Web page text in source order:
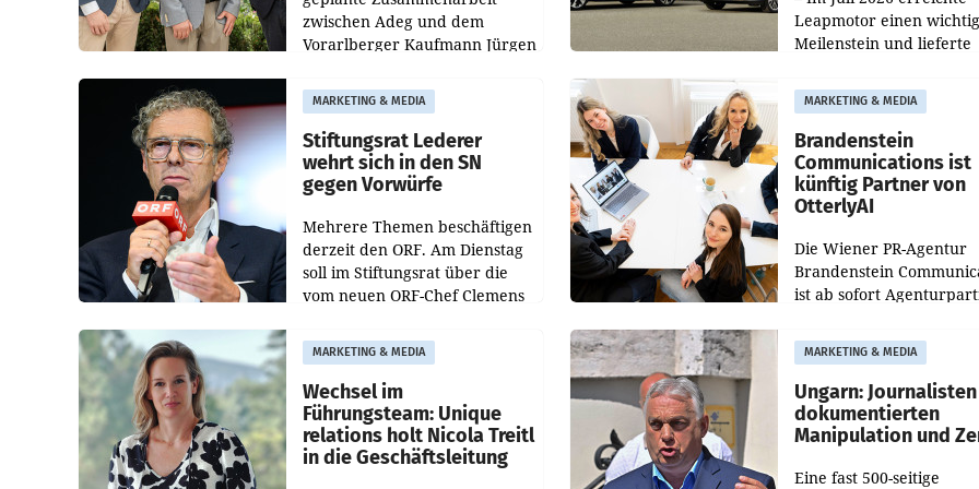
zwischen Adeg und dem
Vorarlberger Kaufmann Jürgen
freigegeben: Die
Bundeswettbewerbsbehörde
und der Bundeskartellanwalt
Leapmotor einen
Meilenstein und lieferte
aus, womit sich das
gegenüber Juli 2025
verdoppelte (+102
MARKETING & MEDIA
Stiftungsrat Lederer
wehrt sich in den SN
gegen Vorwürfe
Mehrere Themen beschäftigen
derzeit den ORF. Am Dienstag
soll im Stiftungsrat über die
vom neuen ORF-Chef Clemens
Besetzungen für die
Direktionen abgestimmt
werden.
MARKETING & MEDIA
Brandenstein
Communications ist
künftig Partner von
OtterlyAI
Die Wiener PR-Agentur
Brandenstein
ist ab sofort
Optimierungsplattform
OtterlyAI. Damit baut die
Agentur ihr
MARKETING & MEDIA
Wechsel im
Führungsteam: Unique
relations holt Nicola Treitl
in die Geschäftsleitung
MARKETING & MEDIA
Ungarn: Journalisten
dokumentierten
Manipulation und
Eine fast 500-seitige